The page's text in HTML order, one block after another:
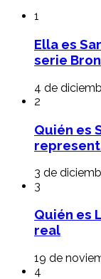
1
Ella es
serie
4 de
2
Quién es
3 de
3
Quién es
real
19 de
4